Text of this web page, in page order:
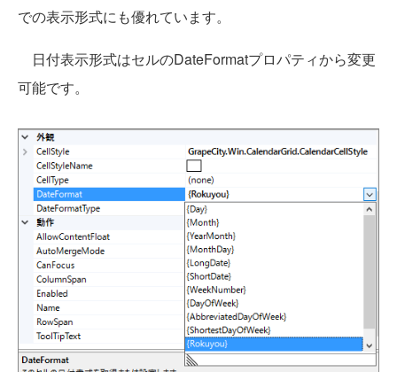
での表示形式にも優れています。
日付表示形式はセルのDateFormatプロパティから変更
可能です。